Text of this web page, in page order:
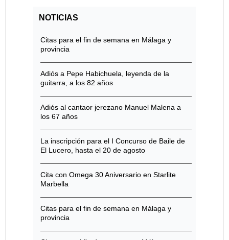
NOTICIAS
Citas para el fin de semana en Málaga y
provincia
Adiós a Pepe Habichuela, leyenda de la
guitarra, a los 82 años
Adiós al cantaor jerezano Manuel Malena a
los 67 años
La inscripción para el I Concurso de Baile de
El Lucero, hasta el 20 de agosto
Cita con Omega 30 Aniversario en Starlite
Marbella
Citas para el fin de semana en Málaga y
provincia